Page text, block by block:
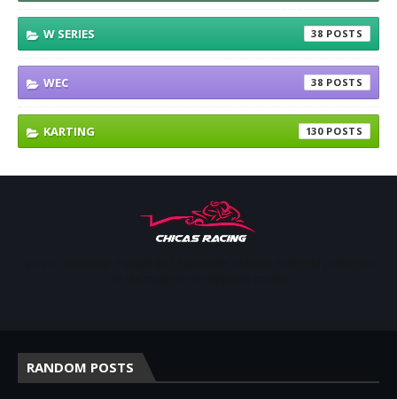
W SERIES 38
WEC 38
KARTING 130
RANDOM POSTS